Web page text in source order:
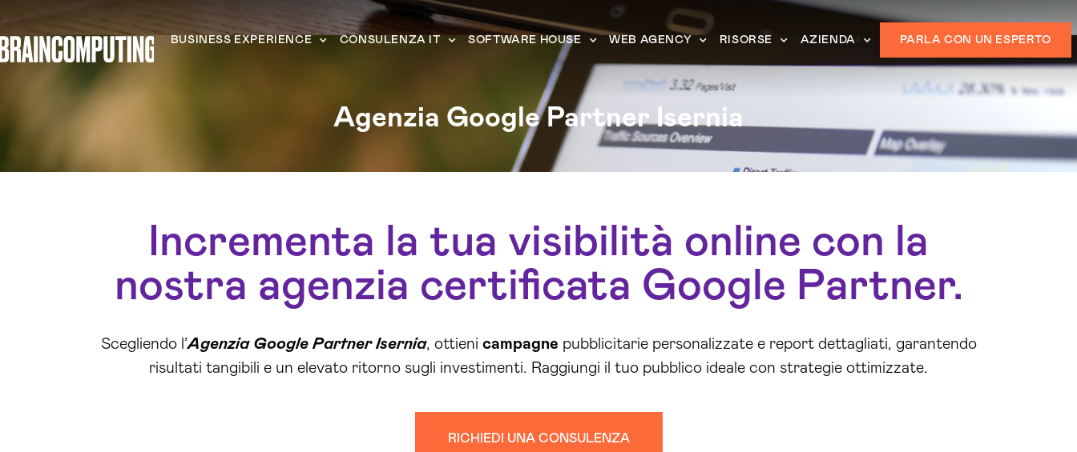
BUSINESS EXPERIENCE CONSULENZA IT SOFTWARE HOUSE WEB AGENCY RISORSE AZIENDA PARLA CON UN ESPERTO
Agenzia Google Partner Isernia
Incrementa la tua visibilità online con la
nostra agenzia certificata Google Partner.
Scegliendo l’Agenzia Google Partner Isernia, ottieni campagne pubblicitarie personalizzate e report dettagliati, garantendo
risultati tangibili e un elevato ritorno sugli investimenti. Raggiungi il tuo pubblico ideale con strategie ottimizzate.
RICHIEDI UNA CONSULENZA